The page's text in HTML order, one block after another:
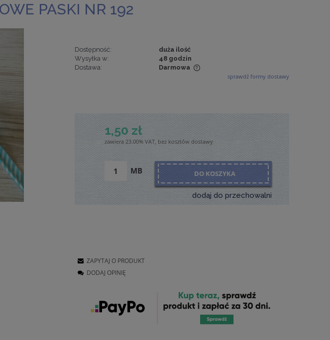
PASKI NR 192
Dostępność:
duża ilość
Wysyłka w:
48 godzin
Dostawa:
Darmowa
sprawdź formy dostawy
1,50 zł
zawiera 23.00% VAT, bez kosztów dostawy
MB DO KOSZYKA
dodaj do przechowalni
ZAPYTAJ O PRODUKT
DODAJ OPINIĘ